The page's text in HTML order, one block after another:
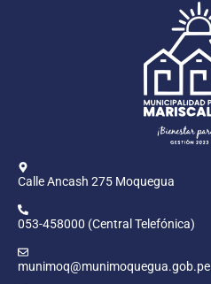
Calle Ancash 275 Moquegua
053-458000 (Central Telefónica)
munimoq@munimoquegua.gob.pe